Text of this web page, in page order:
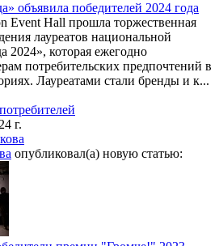
объявила победителей 2024 года
Event Hall прошла торжественная
лауреатов национальной
2024», которая ежегодно
потребительских предпочтений в
Лауреатами стали бренды и к...
г.
опубликовал(а) новую статью: